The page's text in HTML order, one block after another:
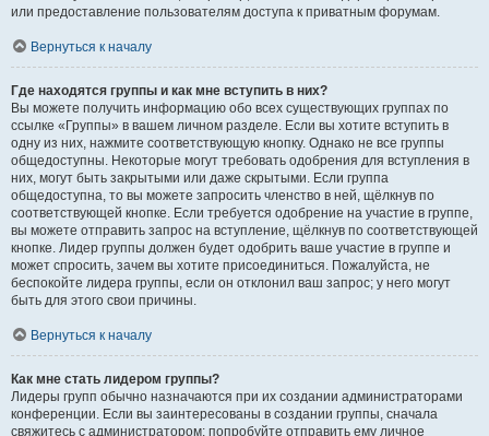
или предоставление пользователям доступа к приватным форумам.
Вернуться к началу
Где находятся группы и как мне вступить в них?
Вы можете получить информацию обо всех существующих группах по
ссылке «Группы» в вашем личном разделе. Если вы хотите вступить в
одну из них, нажмите соответствующую кнопку. Однако не все группы
общедоступны. Некоторые могут требовать одобрения для вступления в
них, могут быть закрытыми или даже скрытыми. Если группа
общедоступна, то вы можете запросить членство в ней, щёлкнув по
соответствующей кнопке. Если требуется одобрение на участие в группе,
вы можете отправить запрос на вступление, щёлкнув по соответствующей
кнопке. Лидер группы должен будет одобрить ваше участие в группе и
может спросить, зачем вы хотите присоединиться. Пожалуйста, не
беспокойте лидера группы, если он отклонил ваш запрос; у него могут
быть для этого свои причины.
Вернуться к началу
Как мне стать лидером группы?
Лидеры групп обычно назначаются при их создании администраторами
конференции. Если вы заинтересованы в создании группы, сначала
свяжитесь с администратором; попробуйте отправить ему личное